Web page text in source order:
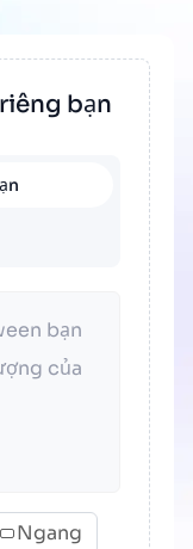
bạn
Ngang